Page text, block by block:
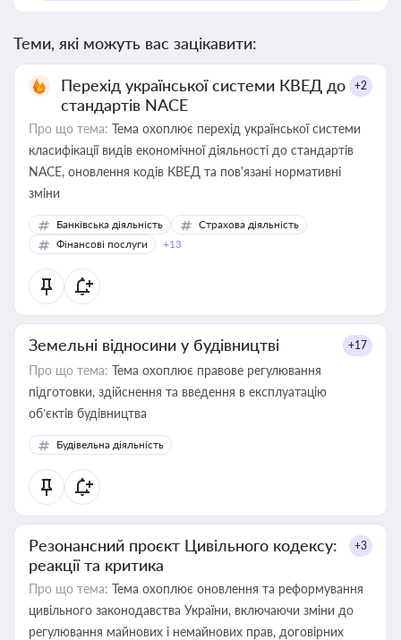
Теми, які можуть вас зацікавити:
Перехід української системи КВЕД до
стандартів NACE
+2
Про що тема: Тема охоплює перехід української системи
класифікації видів економічної діяльності до стандартів
NACE, оновлення кодів КВЕД та пов'язані нормативні
зміни
Банківська діяльність
Страхова діяльність
Фінансові послуги
+13
Земельні відносини у будівництві +17
Про що тема: Тема охоплює правове регулювання
підготовки, здійснення та введення в експлуатацію
об’єктів будівництва
Будівельна діяльність
Резонансний проєкт Цивільного кодексу:
реакції та критика
+3
Про що тема: Тема охоплює оновлення та реформування
цивільного законодавства України, включаючи зміни до
регулювання майнових і немайнових прав, договірних